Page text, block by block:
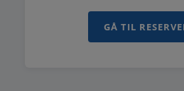
GÅ TIL